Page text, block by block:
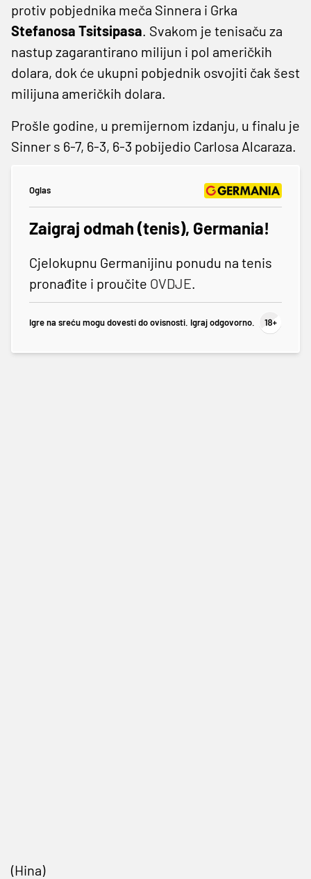
protiv pobjednika meča Sinnera i Grka
Stefanosa Tsitsipasa. Svakom je tenisaču za
nastup zagarantirano milijun i pol američkih
dolara, dok će ukupni pobjednik osvojiti čak šest
milijuna američkih dolara.
Prošle godine, u premijernom izdanju, u finalu je
Sinner s 6-7, 6-3, 6-3 pobijedio Carlosa Alcaraza.
Oglas
Zaigraj odmah (tenis), Germania!
Cjelokupnu Germanijinu ponudu na tenis
pronađite i proučite OVDJE.
Igre na sreću mogu dovesti do ovisnosti. Igraj odgovorno.
(Hina)